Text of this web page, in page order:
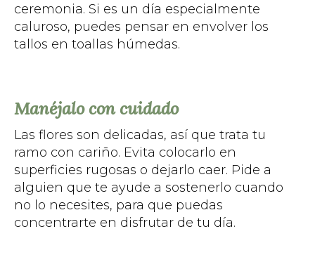
ceremonia. Si es un día especialmente
caluroso, puedes pensar en envolver los
tallos en toallas húmedas.
Manéjalo con cuidado
Las flores son delicadas, así que trata tu
ramo con cariño. Evita colocarlo en
superficies rugosas o dejarlo caer. Pide a
alguien que te ayude a sostenerlo cuando
no lo necesites, para que puedas
concentrarte en disfrutar de tu día.